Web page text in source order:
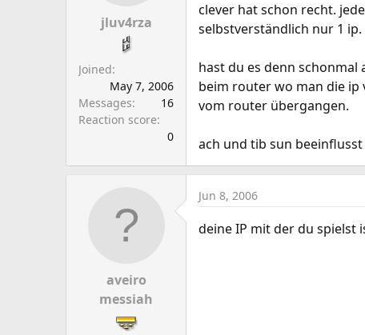
jluv4rza
Joined
May 7, 2006
Messages
16
Reaction score
0
clever hat schon recht.
selbstverständlich nur 1
hast du es denn
beim router wo man die
vom router übergangen.
ach und tib sun
aveiro
messiah
Jun 8, 2006
deine IP mit der du spielst